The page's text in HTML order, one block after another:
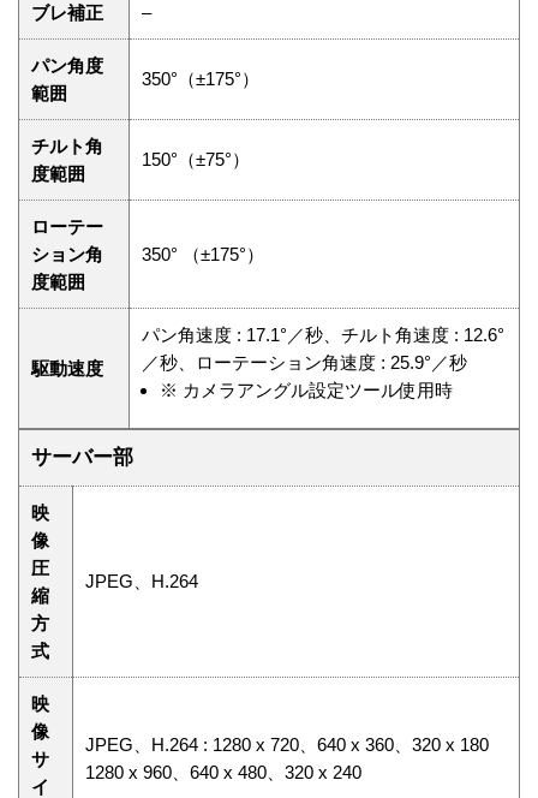
ブレ補正 –
パン角度
範囲
350°（±175°）
チルト角
度範囲
150°（±75°）
ローテー
ション角
度範囲
350° （±175°）
駆動速度
パン角速度 : 17.1°／秒、チルト角速度 : 12.6°
／秒、ローテーション角速度 : 25.9°／秒
※ カメラアングル設定ツール使用時
サーバー部
映
像
圧
縮
方
式
JPEG、H.264
映
像
サ
イ
JPEG、H.264 : 1280 x 720、640 x 360、320 x 180
1280 x 960、640 x 480、320 x 240